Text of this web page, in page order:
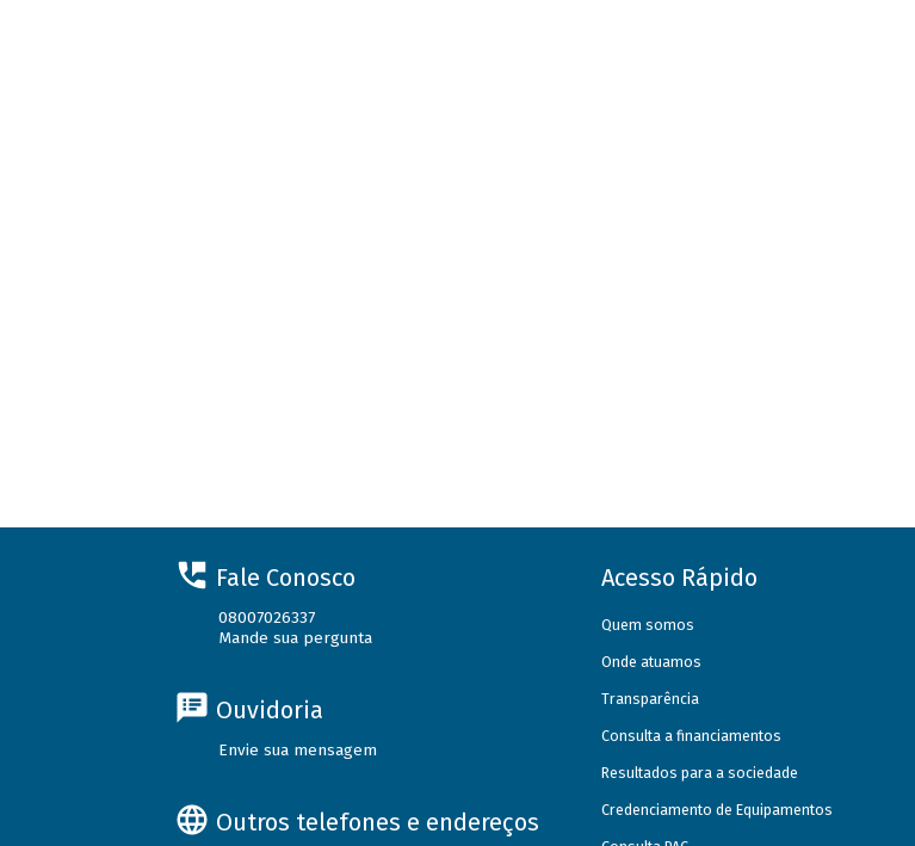
Fale Conosco
08007026337
Mande sua pergunta
Ouvidoria
Envie sua mensagem
Outros telefones e endereços
Acesso Rápido
Quem somos
Onde atuamos
Transparência
Consulta a financiamentos
Resultados para a sociedade
Credenciamento de Equipamentos